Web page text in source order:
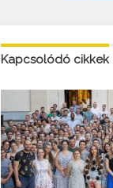
Kapcsolódó cikkek